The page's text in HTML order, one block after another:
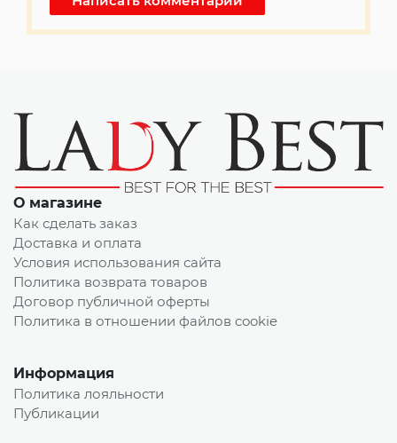
О магазине
Как сделать заказ
Доставка и оплата
Условия использования сайта
Политика возврата товаров
Договор публичной оферты
Политика в отношении файлов cookie
Информация
Политика лояльности
Публикации